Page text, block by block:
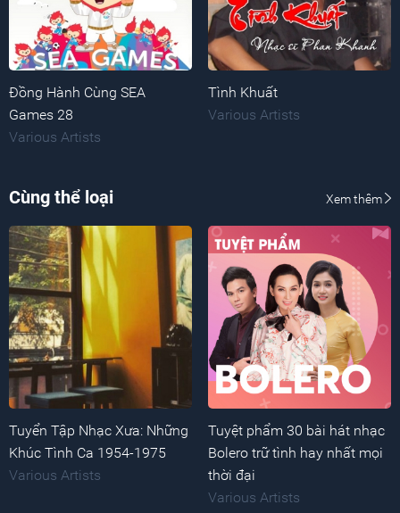
Đồng Hành Cùng SEA
Games 28
Various Artists
Tình Khuất
Various Artists
Cùng thể loại Xem thêm
Tuyển Tập Nhạc Xưa: Những
Khúc Tình Ca 1954-1975
Various Artists
Tuyệt phẩm 30 bài hát nhạc
Bolero trữ tình hay nhất mọi
thời đại
Various Artists